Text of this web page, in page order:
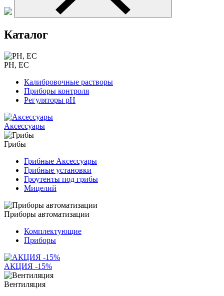
Каталог
PH, EC
Калибровочные растворы
Приборы контроля
Регуляторы pH
Аксессуары
Грибы
Грибные Аксессуары
Грибные установки
Гроутенты под грибы
Мицелий
Приборы автоматизации
Комплектующие
Приборы
АКЦИЯ -15%
Вентиляция